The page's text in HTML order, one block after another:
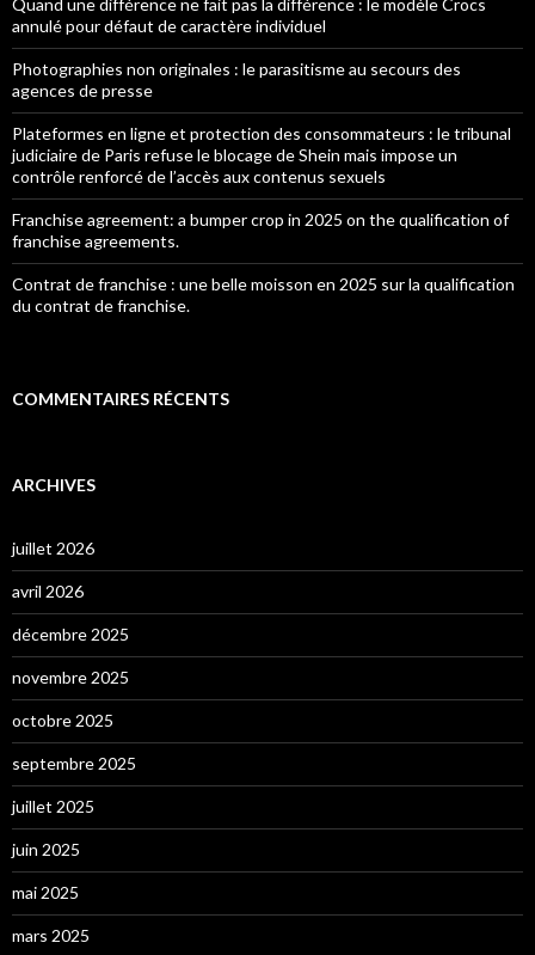
Quand une différence ne fait pas la différence : le modèle Crocs
annulé pour défaut de caractère individuel
Photographies non originales : le parasitisme au secours des
agences de presse
Plateformes en ligne et protection des consommateurs : le tribunal
judiciaire de Paris refuse le blocage de Shein mais impose un
contrôle renforcé de l’accès aux contenus sexuels
Franchise agreement: a bumper crop in 2025 on the qualification of
franchise agreements.
Contrat de franchise : une belle moisson en 2025 sur la qualification
du contrat de franchise.
COMMENTAIRES RÉCENTS
ARCHIVES
juillet 2026
avril 2026
décembre 2025
novembre 2025
octobre 2025
septembre 2025
juillet 2025
juin 2025
mai 2025
mars 2025